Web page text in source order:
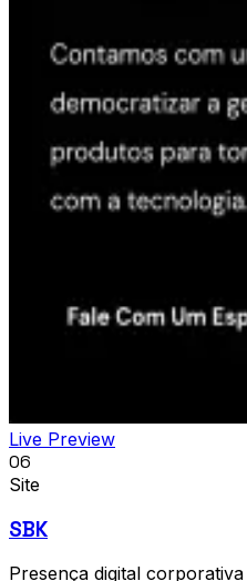
Live Preview
06
Site
SBK
Presença digital